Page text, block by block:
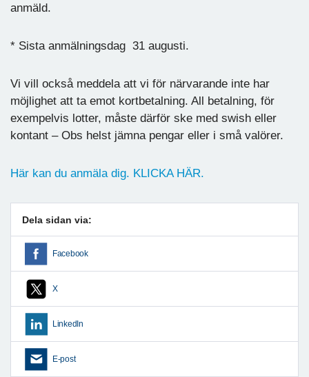
anmäld.
* Sista anmälningsdag 31 augusti.
Vi vill också meddela att vi för närvarande inte har
möjlighet att ta emot kortbetalning. All betalning, för
exempelvis lotter, måste därför ske med swish eller
kontant – Obs helst jämna pengar eller i små valörer.
Här kan du anmäla dig. KLICKA HÄR.
Dela sidan via:
Facebook
X
LinkedIn
E-post